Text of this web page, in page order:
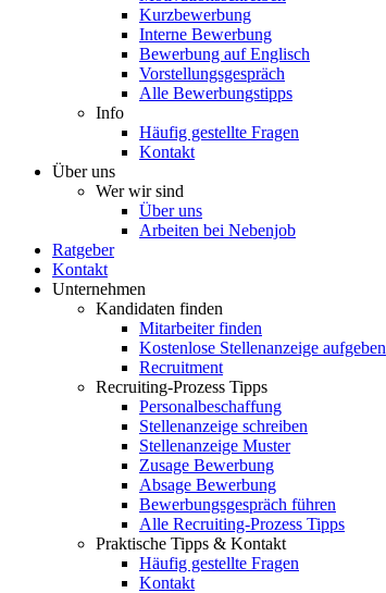
Kurzbewerbung
Interne Bewerbung
Bewerbung auf Englisch
Vorstellungsgespräch
Alle Bewerbungstipps
Info
Häufig gestellte Fragen
Kontakt
Über uns
Wer wir sind
Über uns
Arbeiten bei Nebenjob
Ratgeber
Kontakt
Unternehmen
Kandidaten finden
Mitarbeiter finden
Kostenlose Stellenanzeige aufgeben
Recruitment
Recruiting-Prozess Tipps
Personalbeschaffung
Stellenanzeige schreiben
Stellenanzeige Muster
Zusage Bewerbung
Absage Bewerbung
Bewerbungsgespräch führen
Alle Recruiting-Prozess Tipps
Praktische Tipps & Kontakt
Häufig gestellte Fragen
Kontakt